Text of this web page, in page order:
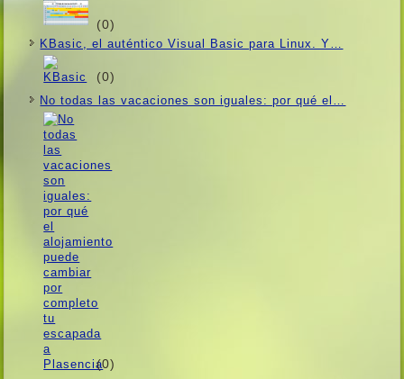
(0)
KBasic, el auténtico Visual Basic para Linux. Y…
(0)
No todas las vacaciones son iguales: por qué el…
(0)